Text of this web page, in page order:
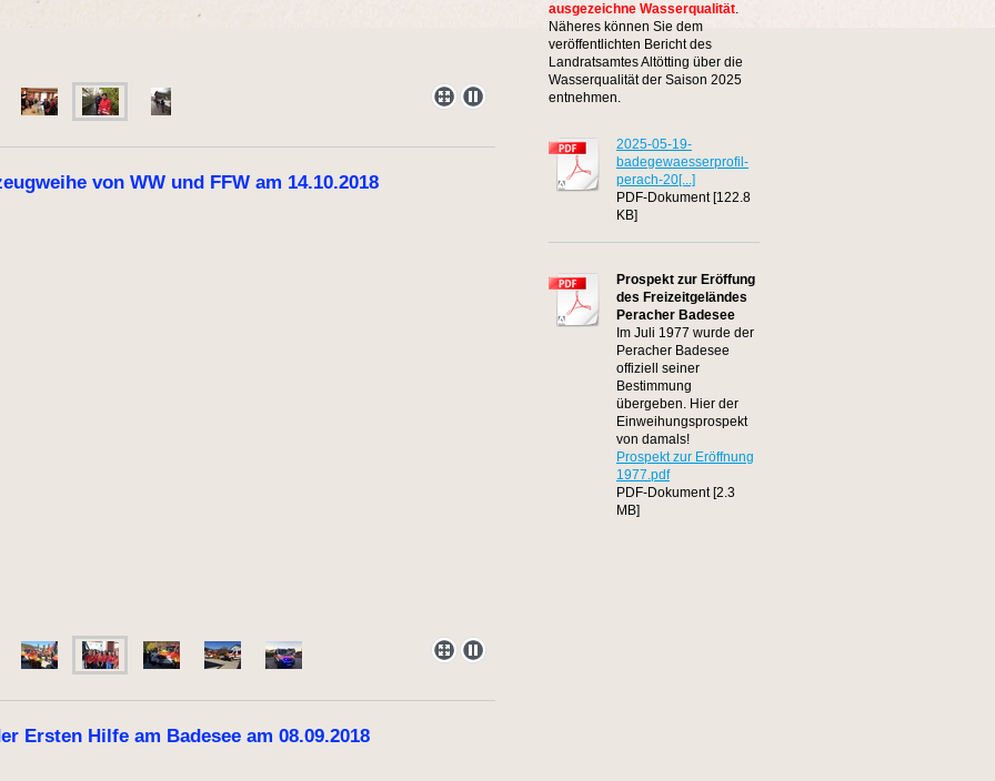
von WW und FFW am 14.10.2018
Ersten Hilfe am Badesee am 08.09.2018
ausgezeichne Wasserqualität.
Näheres können Sie dem
veröffentlichten Bericht des
Landratsamtes Altötting über die
Wasserqualität der Saison 2025
entnehmen.
2025-05-19-
badegewaesserprofil-
perach-20[...]
PDF-Dokument [122.8
KB]
Prospekt zur Eröffung
des Freizeitgeländes
Peracher Badesee
Im Juli 1977 wurde der
Peracher Badesee
offiziell seiner
Bestimmung
übergeben. Hier der
Einweihungsprospekt
von damals!
Prospekt zur Eröffnung
1977.pdf
PDF-Dokument [2.3
MB]